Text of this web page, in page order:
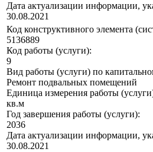
Дата актуализации информации,
30.08.2021
Код конструктивного элемента
5136889
Код работы (услуги):
9
Вид работы (услуги) по
Ремонт подвальных помещений
Единица измерения работы
кв.м
Год завершения работы (услуги):
2036
Дата актуализации информации,
30.08.2021